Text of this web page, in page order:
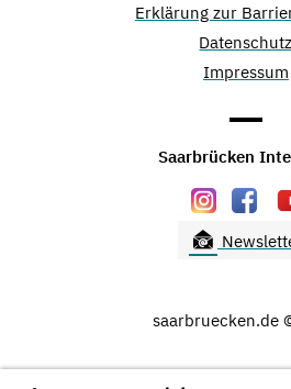
Erklärung zur
Datenschutz
Impressum
Saarbrücken
saarbruecken.de